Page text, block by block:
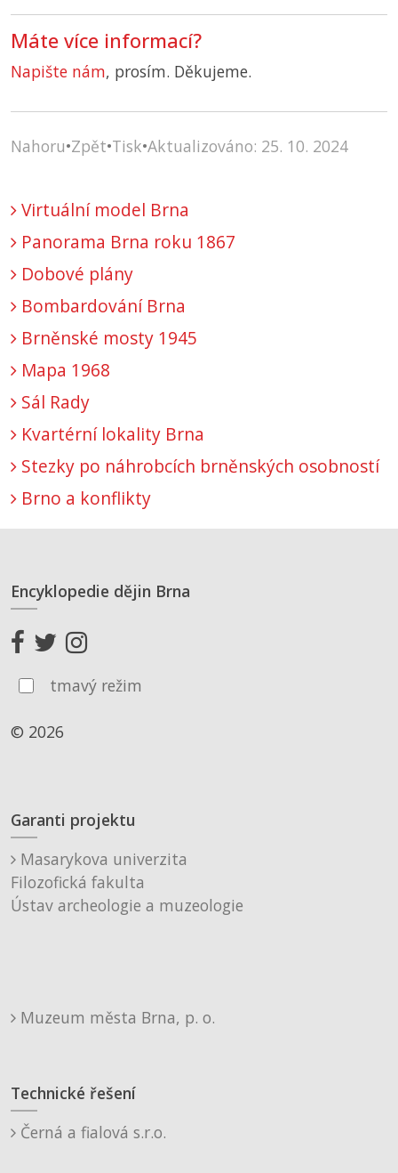
Máte více informací?
Napište nám, prosím. Děkujeme.
Nahoru•Zpět•Tisk•Aktualizováno: 25. 10. 2024
Virtuální model Brna
Panorama Brna roku 1867
Dobové plány
Bombardování Brna
Brněnské mosty 1945
Mapa 1968
Sál Rady
Kvartérní lokality Brna
Stezky po náhrobcích brněnských osobností
Brno a konflikty
Encyklopedie dějin Brna
tmavý režim
© 2026
Garanti projektu
Masarykova univerzita
Filozofická fakulta
Ústav archeologie a muzeologie
Muzeum města Brna, p. o.
Technické řešení
Černá a fialová s.r.o.